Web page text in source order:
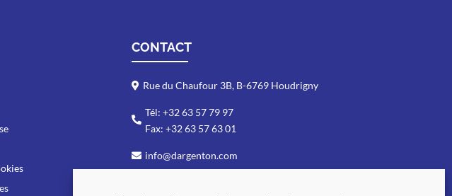
CONTACT
Rue du Chaufour 3B, B-6769 Houdrigny
Tél: +32 63 57 79 97
Fax: +32 63 57 63 01
info@dargenton.com